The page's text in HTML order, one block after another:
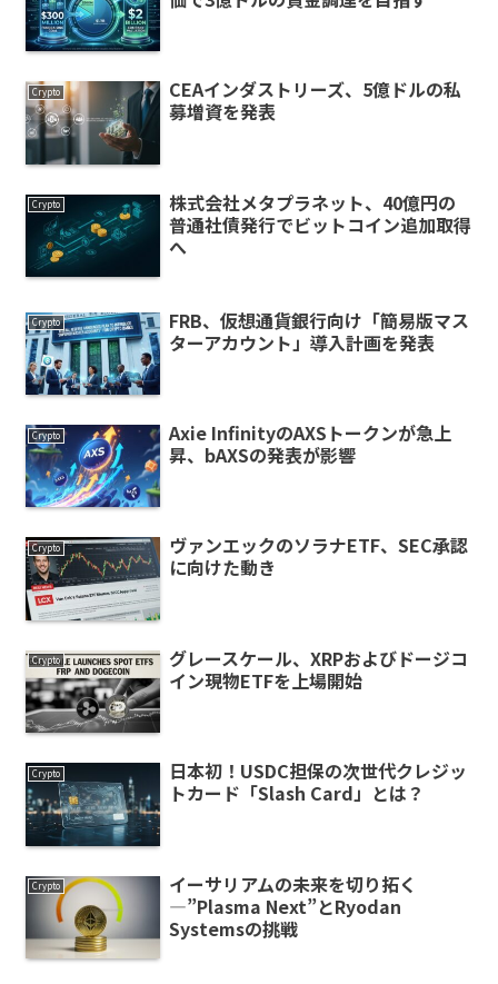
Crypto
CEAインダストリーズ、5億ドルの私
募増資を発表
Crypto
株式会社メタプラネット、40億円の
普通社債発行でビットコイン追加取得
へ
Crypto
FRB、仮想通貨銀行向け「簡易版マス
ターアカウント」導入計画を発表
Crypto
Axie InfinityのAXSトークンが急上
昇、bAXSの発表が影響
Crypto
ヴァンエックのソラナETF、SEC承認
に向けた動き
Crypto
グレースケール、XRPおよびドージコ
イン現物ETFを上場開始
Crypto
日本初！USDC担保の次世代クレジッ
トカード「Slash Card」とは？
Crypto
イーサリアムの未来を切り拓く
—”Plasma Next”とRyodan
Systemsの挑戦